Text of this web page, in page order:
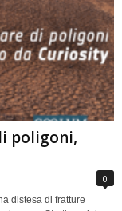
poligoni,
0
distesa di fratture